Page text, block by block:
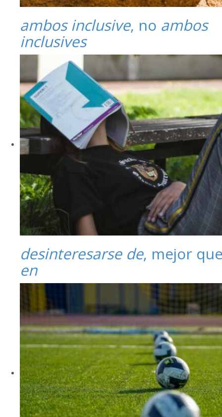
ambos inclusive, no ambos
inclusives
desinteresarse de, mejor
en